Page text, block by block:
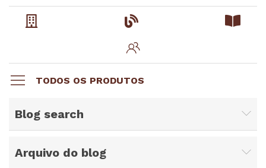
TODOS OS PRODUTOS
Blog search
Arquivo do blog